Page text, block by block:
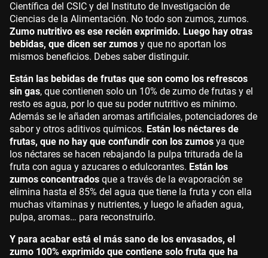
Científica del CSIC y del Instituto de Investigación de
Ciencias de la Alimentación. No todo son zumos, zumos.
Zumo nutritivo es ese recién exprimido. Luego hay otras
bebidas, que dicen ser zumos y que no aportan los
mismos beneficios. Debes saber distinguir.
Están las bebidas de frutas que son como los refrescos
sin gas, que contienen solo un 10% de zumo de frutas y el
resto es agua, por lo que su poder nutritivo es mínimo.
Además se le añaden aromas artificiales, potenciadores de
sabor y otros aditivos químicos. Están los néctares de
frutas, que no hay que confundir con los zumos ya que
los néctares se hacen rebajando la pulpa triturada de la
fruta con agua y azucares o edulcorantes. Están los
zumos concentrados que a través de la evaporación se
elimina hasta el 85% del agua que tiene la fruta y con ella
muchas vitaminas y nutrientes, y luego le añaden agua,
pulpa, aromas… para reconstruirlo.
Y para acabar está el más sano de los envasados, el
zumo 100% exprimido que contiene solo fruta que ha